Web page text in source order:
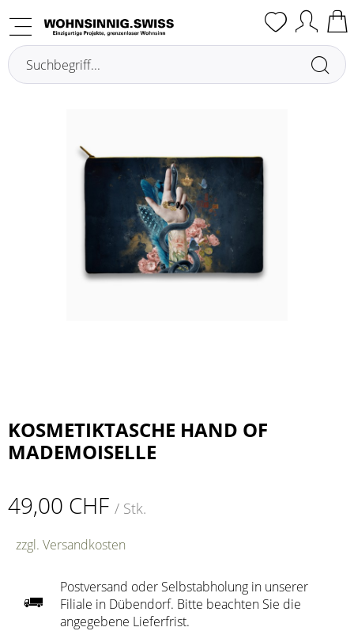
ÜbersichtSonstige Deko- & Geschenkartikel
KOSMETIKTASCHE HAND OF
MADEMOISELLE
49,00 CHF / Stk.
zzgl. Versandkosten
Postversand oder Selbstabholung in unserer
Filiale in Dübendorf. Bitte beachten Sie die
angegebene Lieferfrist.